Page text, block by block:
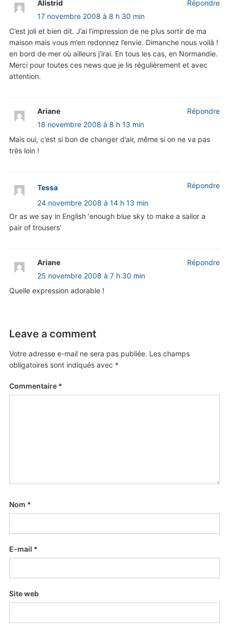
Alistrid
17 novembre 2008 à 8 h 30 min
C’est joli et bien dit. J’ai l’impression de ne plus sortir de ma
maison mais vous m’en redonnez l’envie. Dimanche nous voilà !
en bord de mer où ailleurs j’irai. En tous les cas, en Normandie.
Merci pour toutes ces news que je lis régulièrement et avec
attention.
Répondre
Ariane
18 novembre 2008 à 8 h 13 min
Mais oui, c’est si bon de changer d’air, même si on ne va pas
très loin !
Répondre
Tessa
24 novembre 2008 à 14 h 13 min
Or as we say in English ‘enough blue sky to make a sailor a
pair of trousers’
Répondre
Ariane
25 novembre 2008 à 7 h 30 min
Quelle expression adorable !
Répondre
Leave a comment
Votre adresse e-mail ne sera pas publiée. Les champs
obligatoires sont indiqués avec *
Commentaire *
Nom *
E-mail *
Site web